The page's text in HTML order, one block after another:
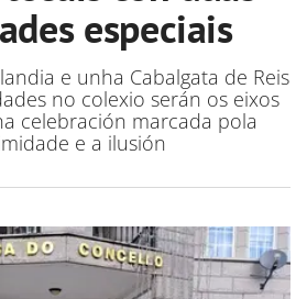
especiais
e unha Cabalgata de Reis
no colexio serán os eixos
celebración marcada pola
e a ilusión